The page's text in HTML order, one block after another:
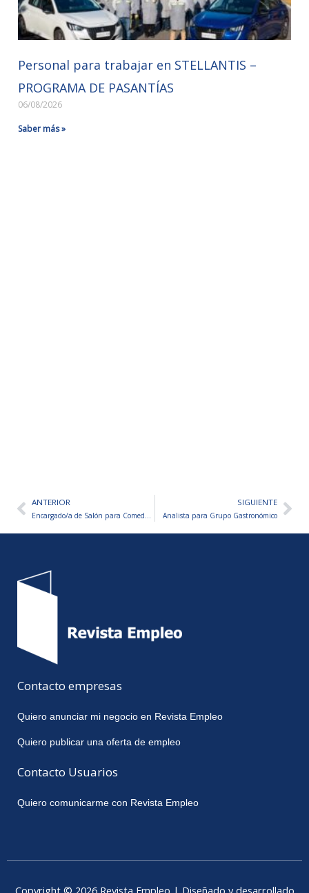
Personal para trabajar en STELLANTIS –
PROGRAMA DE PASANTÍAS
06/08/2026
Saber más »
AntANTERIOR
Encargado/a de Salón para Comedor Industrial
SIGUIENTE
Analista para Grupo Gastronómico
Contacto empresas
Quiero anunciar mi negocio en Revista Empleo
Quiero publicar una oferta de empleo
Contacto Usuarios
Quiero comunicarme con Revista Empleo